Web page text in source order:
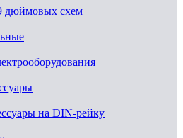
дюймовых схем
на DIN-рейку